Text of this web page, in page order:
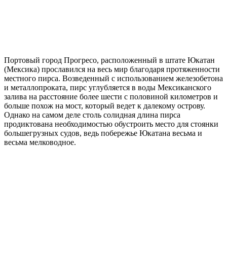
Портовый город Прогресо, расположенный в штате Юкатан
(Мексика) прославился на весь мир благодаря протяженности
местного пирса. Возведенный с использованием железобетона
и металлопроката, пирс углубляется в воды Мексиканского
залива на расстояние более шести с половиной километров и
больше похож на мост, который ведет к далекому острову.
Однако на самом деле столь солидная длина пирса
продиктована необходимостью обустроить место для стоянки
большегрузных судов, ведь побережье Юкатана весьма и
весьма мелководное.